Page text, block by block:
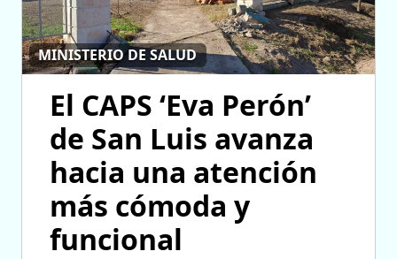
MINISTERIO DE SALUD
El CAPS ‘Eva Perón’
de San Luis avanza
hacia una atención
más cómoda y
funcional